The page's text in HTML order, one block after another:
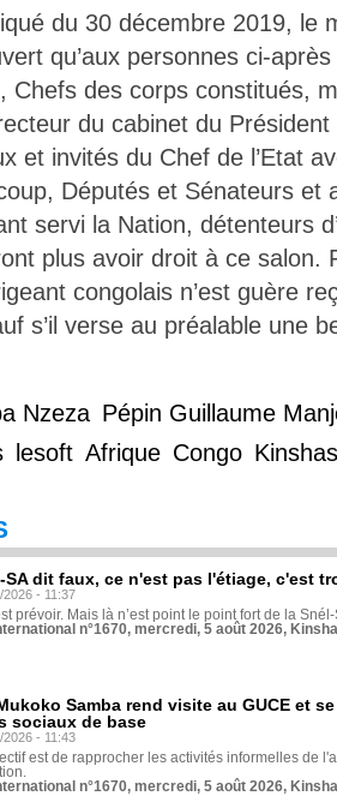
du 30 décembre 2019, le
qu’aux personnes ci-
Chefs des corps constitués,
du cabinet du
et invités du Chef de l’Etat
Députés et Sénateurs et
servi la Nation, détenteurs
plus avoir droit à ce salon.
congolais n’est guère
s’il verse au préalable une
Nzeza Pépin Guillaume
lesoft Afrique Congo
SA dit faux, ce n'est pas l'étiage, c'est
2026 - 11:37
prévoir. Mais là n’est point le point fort de la
n°1670, mercredi, 5 août 2026,
Samba rend visite au GUCE et
sociaux de base
2026 - 11:43
est de rapprocher les activités informelles de
n°1670, mercredi, 5 août 2026,